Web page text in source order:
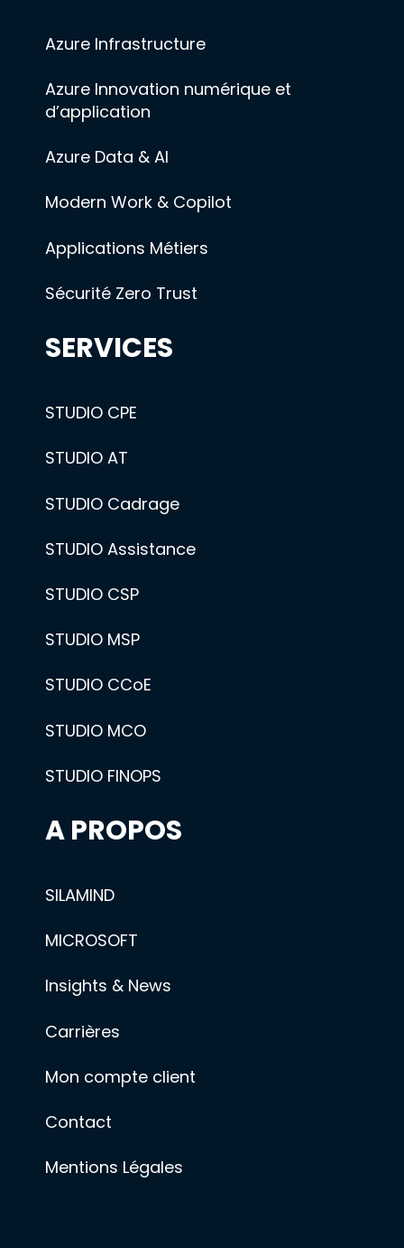
Azure Infrastructure
Azure Innovation numérique et
d’application
Azure Data & AI
Modern Work & Copilot
Applications Métiers
Sécurité Zero Trust
SERVICES
STUDIO CPE
STUDIO AT
STUDIO Cadrage
STUDIO Assistance
STUDIO CSP
STUDIO MSP
STUDIO CCoE
STUDIO MCO
STUDIO FINOPS
A PROPOS
SILAMIND
MICROSOFT
Insights & News
Carrières
Mon compte client
Contact
Mentions Légales